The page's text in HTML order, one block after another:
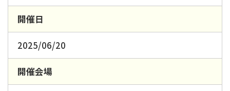
開催日
2025/06/20
開催会場